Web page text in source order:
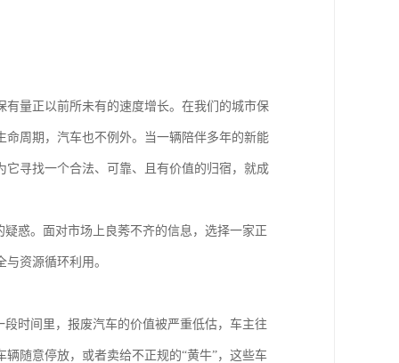
量正以前所未有的速度增长。在我们的城市保
周期，汽车也不例外。当一辆陪伴多年的新能
寻找一个合法、可靠、且有价值的归宿，就成
惑。面对市场上良莠不齐的信息，选择一家正
资源循环利用。
时间里，报废汽车的价值被严重低估，车主往
随意停放，或者卖给不正规的“黄牛”，这些车